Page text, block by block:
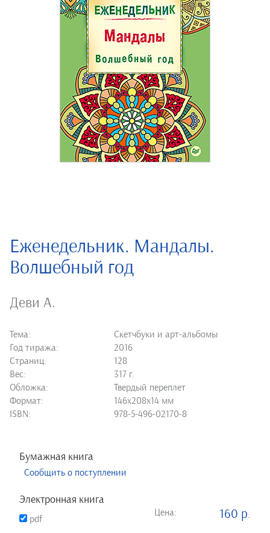
Еженедельник. Мандалы.
Волшебный год
Деви А.
Тема:
Скетчбуки и арт-альбомы
Год тиража:
2016
Страниц:
128
Вес:
317 г.
Обложка:
Твердый переплет
Формат:
146х208х14 мм
ISBN:
978-5-496-02170-8
Бумажная книга
Сообщить о поступлении
Электронная книга
pdf
Цена: 160 р.